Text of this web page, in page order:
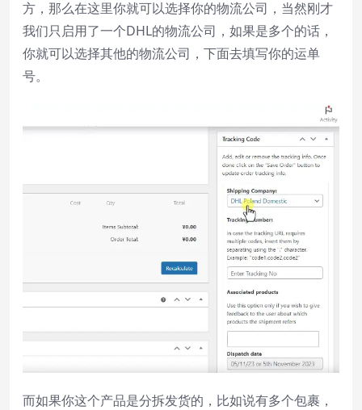
方，那么在这里你就可以选择你的物流公司，当然刚才
我们只启用了一个DHL的物流公司，如果是多个的话，
你就可以选择其他的物流公司，下面去填写你的运单
号。
而如果你这个产品是分拆发货的，比如说有多个包裹，